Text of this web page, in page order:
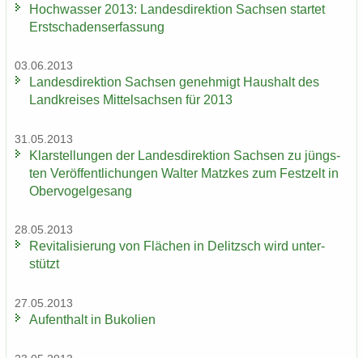
Hoch­was­ser 2013: Lan­des­di­rek­ti­on Sach­sen star­tet
Erst­scha­dens­er­fas­sung
03.06.2013
Lan­des­di­rek­ti­on Sach­sen ge­neh­migt Haus­halt des
Land­krei­ses Mit­tel­sach­sen für 2013
31.05.2013
Klar­stel­lun­gen der Lan­des­di­rek­ti­on Sach­sen zu jüngs­
ten Ver­öf­fent­li­chun­gen Wal­ter Matz­kes zum Fest­zelt in
Ober­vo­gel­ge­sang
28.05.2013
Re­vi­ta­li­sie­rung von Flä­chen in De­litzsch wird un­ter­
stützt
27.05.2013
Auf­ent­halt in Bu­ko­li­en